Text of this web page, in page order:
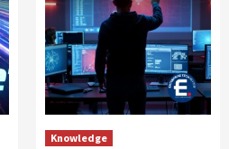
Knowledge